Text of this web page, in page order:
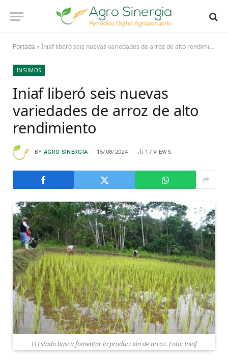
Portada »Iniaf liberó seis nuevas variedades de arroz de alto rendimiento
INSUMOS
Iniaf liberó seis nuevas
variedades de arroz de alto
rendimiento
BY AGRO SINERGIA 15/08/2024 17VIEWS
El Estado busca fomentar la producción de arroz. Foto: Iniaf